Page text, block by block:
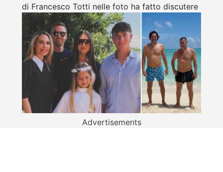
di Francesco Totti nelle foto ha fatto discutere
Advertisements